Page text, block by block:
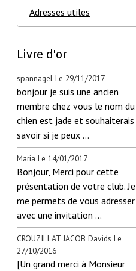
Adresses utiles
Livre d'or
spannagel Le 29/11/2017
bonjour je suis une ancien
membre chez vous le nom du
chien est jade et souhaiterais
savoir si je peux ...
Maria Le 14/01/2017
Bonjour, Merci pour cette
présentation de votre club. Je
me permets de vous adresser
avec une invitation ...
CROUZILLAT JACOB Davids Le
27/10/2016
[Un grand merci à Monsieur